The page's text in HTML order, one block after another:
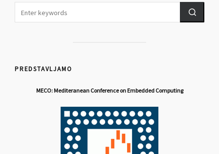
PREDSTAVLJAMO
MECO: Mediteranean Conference on Embedded Computing